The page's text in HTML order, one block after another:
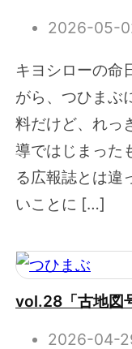
2026-05-
キヨシローの命
がら、つひまぶ
料だけど、れっ
導ではじまった
る広報誌とは違
いことに […]
vol.28「古地図
2026-04-